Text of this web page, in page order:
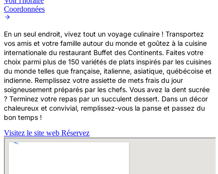
Coordonnées
En un seul endroit, vivez tout un voyage culinaire ! Transportez
vos amis et votre famille autour du monde et goûtez à la cuisine
internationale du restaurant Buffet des Continents. Faites votre
choix parmi plus de 150 variétés de plats inspirés par les cuisines
du monde telles que française, italienne, asiatique, québécoise et
indienne. Remplissez votre assiette de mets frais du jour
soigneusement préparés par les chefs. Vous avez la dent sucrée
? Terminez votre repas par un succulent dessert. Dans un décor
chaleureux et convivial, remplissez-vous la panse et passez du
bon temps !
Visitez le site web Réservez